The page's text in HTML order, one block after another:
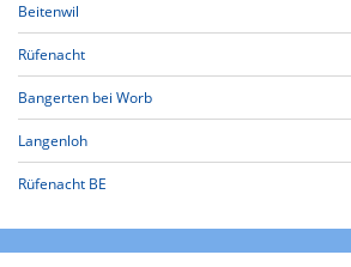
Beitenwil
Rüfenacht
Bangerten bei Worb
Langenloh
Rüfenacht BE